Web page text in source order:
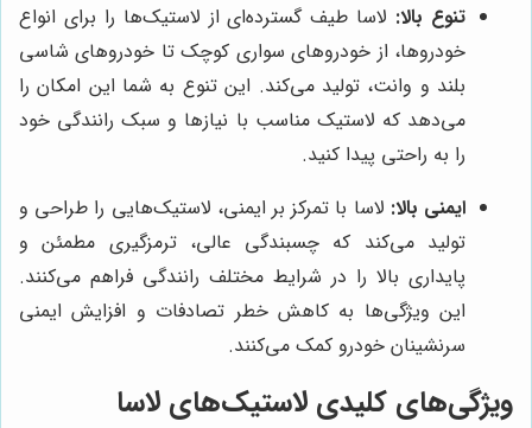
تنوع بالا: لاسا طیف گسترده‌ای از لاستیک‌ها را برای انواع
خودروها، از خودروهای سواری کوچک تا خودروهای شاسی
بلند و وانت، تولید می‌کند. این تنوع به شما این امکان را
می‌دهد که لاستیک مناسب با نیازها و سبک رانندگی خود
را به راحتی پیدا کنید.
ایمنی بالا: لاسا با تمرکز بر ایمنی، لاستیک‌هایی را طراحی و
تولید می‌کند که چسبندگی عالی، ترمزگیری مطمئن و
پایداری بالا را در شرایط مختلف رانندگی فراهم می‌کنند.
این ویژگی‌ها به کاهش خطر تصادفات و افزایش ایمنی
سرنشینان خودرو کمک می‌کنند.
ویژگی‌های کلیدی لاستیک‌های لاسا